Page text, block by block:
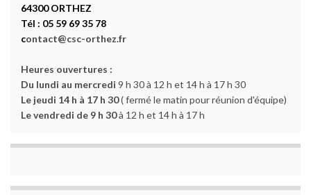
64300 ORTHEZ
Tél : 05 59 69 35 78
contact@csc-orthez.fr
Heures ouvertures :
Du lundi au mercredi 9 h 30 à 12 h et 14 h à 17 h 30
Le jeudi 14 h à 17 h 30( fermé le matin pour réunion d'équipe)
Le vendredi de 9 h 30à 12 h et 14 h à 17 h